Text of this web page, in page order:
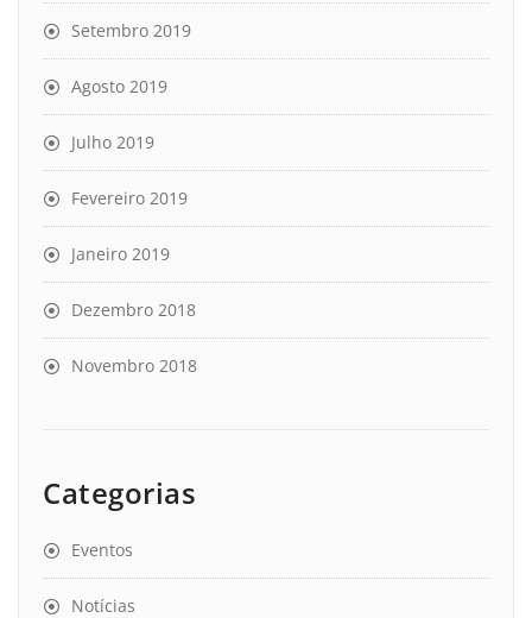
Setembro 2019
Agosto 2019
Julho 2019
Fevereiro 2019
Janeiro 2019
Dezembro 2018
Novembro 2018
Categorias
Eventos
Notícias